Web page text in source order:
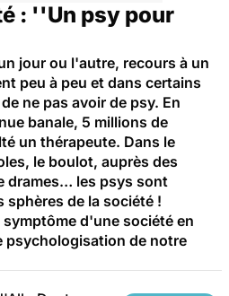
: ''Un psy pour
jour ou l'autre, recours à un
peu à peu et dans certains
ne pas avoir de psy. En
banale, 5 millions de
un thérapeute. Dans le
le boulot, auprès des
drames… les psys sont
de la société !
d'une société en
psychologisation de notre